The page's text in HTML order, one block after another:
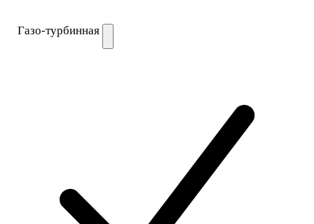
Газо-турбинная